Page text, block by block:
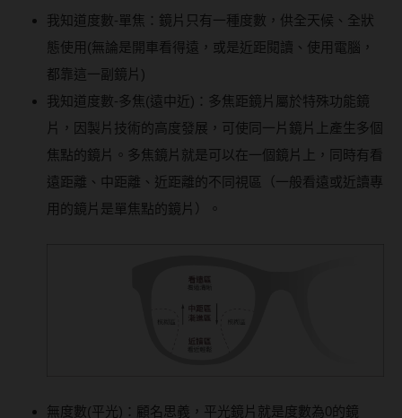
我知道度數-單焦：鏡片只有一種度數，供全天候、全狀
態使用(無論是開車看得遠，或是近距閱讀、使用電腦，
都靠這一副鏡片)
我知道度數-多焦(遠中近)：多焦距鏡片屬於特殊功能鏡
片，因製片技術的高度發展，可使同一片鏡片上產生多個
焦點的鏡片。多焦鏡片就是可以在一個鏡片上，同時有看
遠距離、中距離、近距離的不同視區（一般看遠或近讀專
用的鏡片是單焦點的鏡片）。
無度數(平光)：顧名思義，平光鏡片就是度數為0的鏡